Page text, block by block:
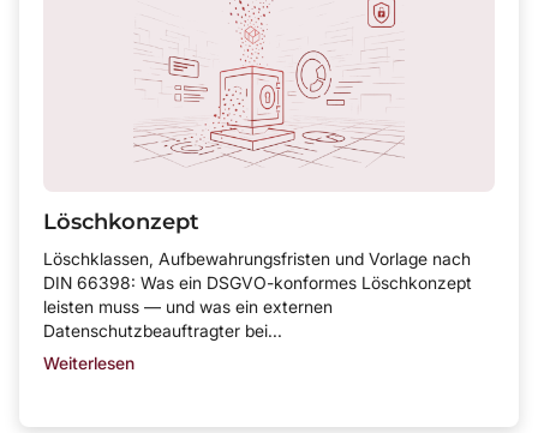
Löschkonzept
Löschklassen, Aufbewahrungsfristen und Vorlage nach
DIN 66398: Was ein DSGVO-konformes Löschkonzept
leisten muss — und was ein externen
Datenschutzbeauftragter bei...
Weiterlesen